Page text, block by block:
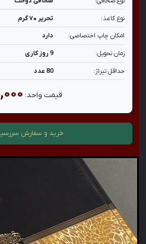
نوع کاغذ: تحریر ۷۰ گرم
امکان چاپ اختصاصی: دارد
زمان تحویل: 9 روز کاری
حداقل تیراژ: 80 عدد
قیمت واحد:
خرید و سفارش